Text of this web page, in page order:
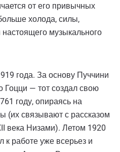
от его привычных
холода, силы,
музыкального
года. За основу Пуччини
Гоцци — тот создал свою
году, опираясь на
(их связывают с рассказом
века Низами). Летом 1920
к работе уже всерьез и